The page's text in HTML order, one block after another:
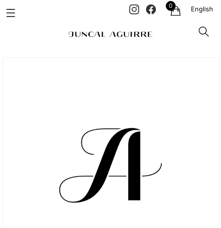
0 English